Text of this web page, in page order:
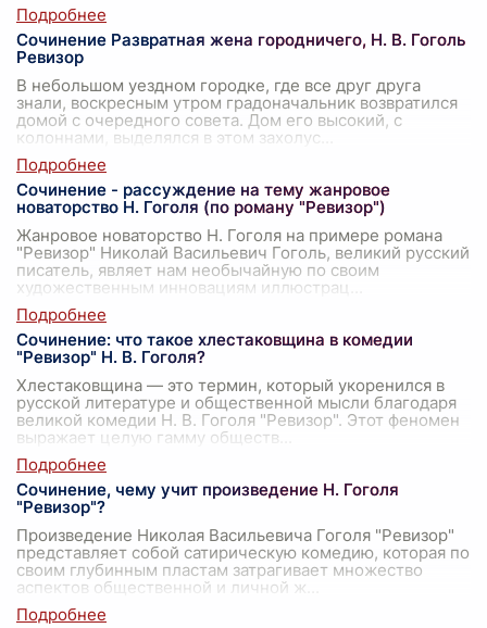
Сочинение Развратная жена городничего, Н. В. Гоголь
Ревизор
В небольшом уездном городке, где все друг друга
знали, воскресным утром градоначальник возвратился
домой с очередного совета. Дом его высокий, с
колоннами, выделялся в этом захолус
Сочинение - рассуждение на тему жанровое
новаторство Н. Гоголя (по роману "Ревизор")
Жанровое новаторство Н. Гоголя на примере романа
"Ревизор" Николай Васильевич Гоголь, великий русский
писатель, являет нам необычайную по своим
художественным инновациям иллюстрац
Сочинение: что такое хлестаковщина в комедии
"Ревизор" Н. В. Гоголя?
Хлестаковщина — это термин, который укоренился в
русской литературе и общественной мысли благодаря
великой комедии Н. В. Гоголя "Ревизор". Этот феномен
выражает целую гамму обществ
Сочинение, чему учит произведение Н. Гоголя
"Ревизор"?
Произведение Николая Васильевича Гоголя "Ревизор"
представляет собой сатирическую комедию, которая по
своим глубинным пластам затрагивает множество
аспектов общественной и личной ж